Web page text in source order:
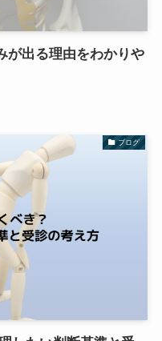
が出る理由をわかりや
ブログ